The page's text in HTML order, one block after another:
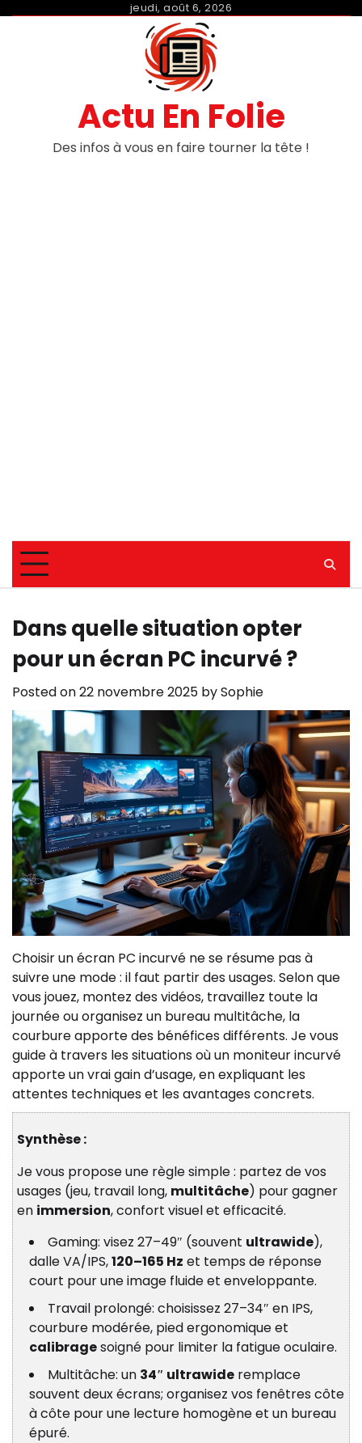
jeudi, août 6, 2026
Actu En Folie
Des infos à vous en faire tourner la tête !
Dans quelle situation opter
pour un écran PC incurvé ?
Posted on22 novembre 2025 bySophie
Choisir un écran PC incurvé ne se résume pas à
suivre une mode : il faut partir des usages. Selon que
vous jouez, montez des vidéos, travaillez toute la
journée ou organisez un bureau multitâche, la
courbure apporte des bénéfices différents. Je vous
guide à travers les situations où un moniteur incurvé
apporte un vrai gain d’usage, en expliquant les
attentes techniques et les avantages concrets.
Synthèse :
Je vous propose une règle simple : partez de vos
usages (jeu, travail long, multitâche) pour gagner
en immersion, confort visuel et efficacité.
Gaming: visez 27–49″ (souvent ultrawide),
dalle VA/IPS,120–165 Hz et temps de réponse
court pour une image fluide et enveloppante.
Travail prolongé: choisissez 27–34″ en IPS,
courbure modérée, pied ergonomique et
calibragesoigné pour limiter la fatigue oculaire.
Multitâche: un 34″ ultrawide remplace
souvent deux écrans; organisez vos fenêtres côte
à côte pour une lecture homogène et un bureau
épuré.